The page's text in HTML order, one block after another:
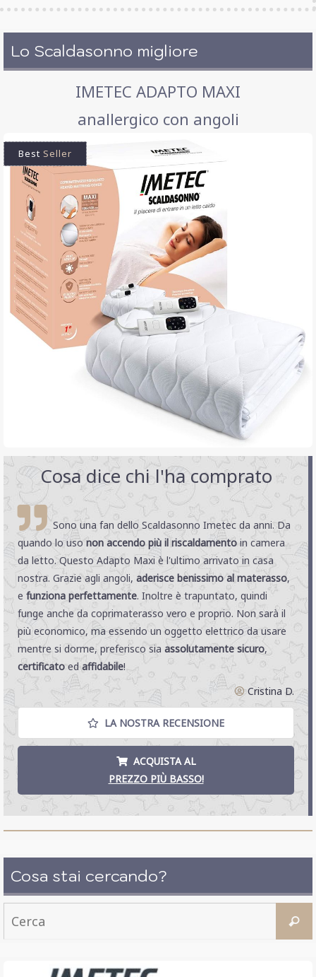
Lo Scaldasonno migliore
IMETEC ADAPTO MAXI
anallergico con angoli
Best Seller
Cosa dice chi l'ha comprato
Sono una fan dello Scaldasonno Imetec da anni. Da
quando lo usonon accendo più il riscaldamentoin camera
da letto. Questo Adapto Maxi è l'ultimo arrivato in casa
nostra. Grazie agli angoli, aderisce benissimo al materasso,
e funziona perfettamente. Inoltre è trapuntato, quindi
funge anche da coprimaterasso vero e proprio. Non sarà il
più economico, ma essendo un oggetto elettrico da usare
mentre si dorme, preferisco sia assolutamente sicuro,
certificatoedaffidabile!
Cristina D.
LA NOSTRA RECENSIONE
ACQUISTA AL
PREZZO PIÙ BASSO!
Cosa stai cercando?